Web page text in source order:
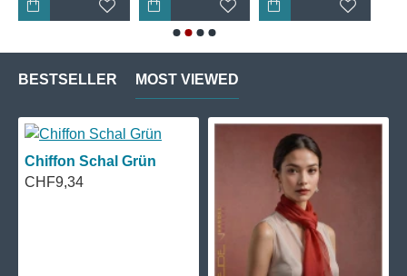
BESTSELLER MOST VIEWED
Chiffon Schal Grün
CHF9,34